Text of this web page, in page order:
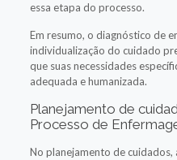
essa etapa do processo.
Em resumo, o diagnóstico de
individualização do cuidado
que suas necessidades
adequada e humanizada.
Planejamento de
Processo de
No planejamento de cuidados,